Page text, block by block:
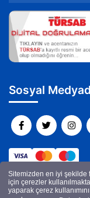
Sitemizden en iyi
için çerezler
yaparak çerez
Sosyal
Bu web sitesi